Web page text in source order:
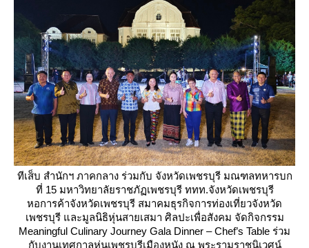
ทีเส็บ สำนักฯ ภาคกลาง ร่วมกับ จังหวัดเพชรบุรี มณฑลทหารบก
ที่ 15 มหาวิทยาลัยราชภัฏเพชรบุรี ททท.จังหวัดเพชรบุรี
หอการค้าจังหวัดเพชรบุรี สมาคมธุรกิจการท่องเที่ยวจังหวัด
เพชรบุรี และมูลนิธิหุ่นสายเสมา ศิลปะเพื่อสังคม จัดกิจกรรม
Meaningful Culinary Journey Gala Dinner – Chef’s Table ร่วม
กับงานเทศกาลหุ่นเพชรบุรีเมืองหนัง ณ พระรามราชนิเวศน์